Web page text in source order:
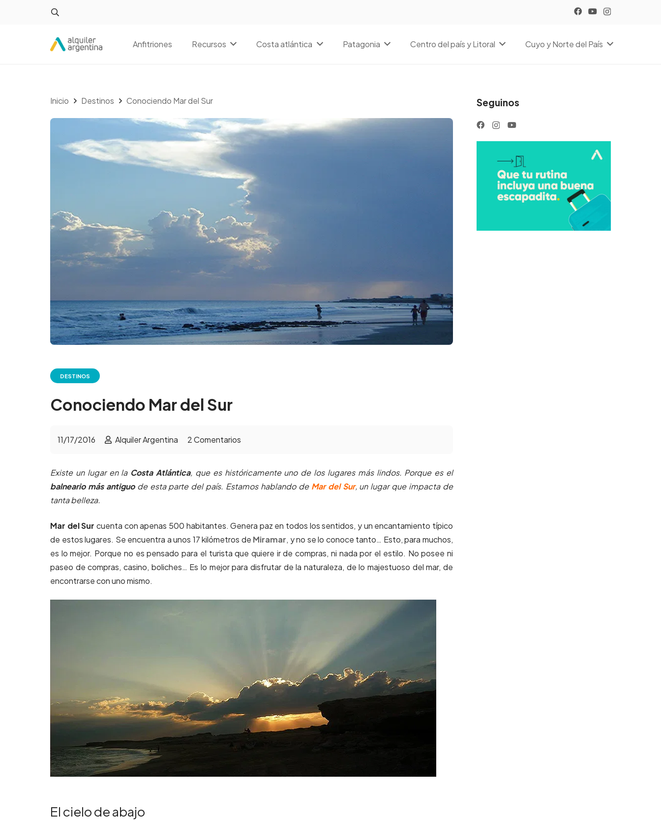
Anfitriones Recursos Costa atlántica Patagonia Centro del país y Litoral Cuyo y Norte del País
Inicio Destinos Conociendo Mar del Sur
DESTINOS
Conociendo Mar del Sur
11/17/2016 Alquiler Argentina 2Comentarios
Existe un lugar en la Costa Atlántica, que es históricamente uno de los lugares más lindos. Porque es el
balneario más antiguode esta parte del país. Estamos hablando de Mar del Sur, un lugar que impacta de
tanta belleza.
Mar del Sur cuenta con apenas 500 habitantes. Genera paz en todos los sentidos, y un encantamiento típico
de estos lugares. Se encuentra a unos 17 kilómetros de Miramar, y no se lo conoce tanto… Esto, para muchos,
es lo mejor. Porque no es pensado para el turista que quiere ir de compras, ni nada por el estilo. No posee ni
paseo de compras, casino, boliches… Es lo mejor para disfrutar de la naturaleza, de lo majestuoso del mar, de
encontrarse con uno mismo.
El cielo de abajo
Seguinos